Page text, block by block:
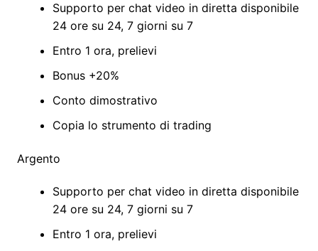
Supporto per chat video in diretta disponibile
24 ore su 24, 7 giorni su 7
Entro 1 ora, prelievi
Bonus +20%
Conto dimostrativo
Copia lo strumento di trading
Argento
Supporto per chat video in diretta disponibile
24 ore su 24, 7 giorni su 7
Entro 1 ora, prelievi